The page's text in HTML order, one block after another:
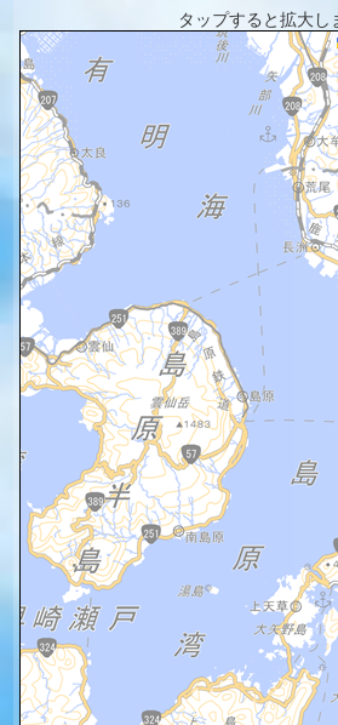
タップすると拡大し